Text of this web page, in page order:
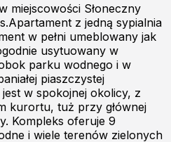
miejscowości Słoneczny
z jedną sypialnia
w pełni umeblowany jak
usytuowany w
parku wodnego i w
piaszczystej
w spokojnej okolicy, z
kurortu, tuż przy głównej
Kompleks oferuje 9
i wiele terenów zielonych